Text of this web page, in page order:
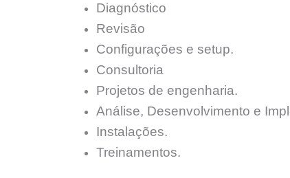
Diagnóstico
Revisão
Configurações e setup.
Consultoria
Projetos de engenharia.
Análise, Desenvolvimento e
Instalações.
Treinamentos.